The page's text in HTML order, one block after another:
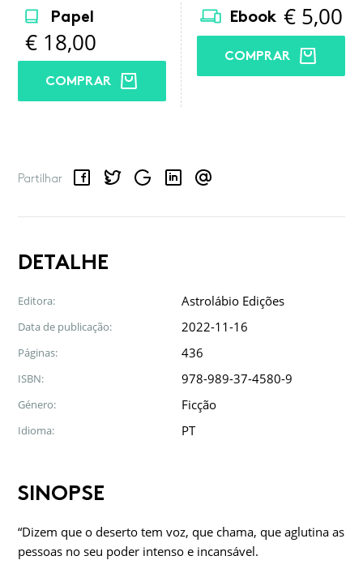
Papel
€ 18,00
COMPRAR
Ebook € 5,00
COMPRAR
Partilhar
FacebookTwitterGoogle LinkedInEmail
DETALHE
Editora: Astrolábio Edições
Data de publicação: 2022-11-16
Páginas: 436
ISBN: 978-989-37-4580-9
Género: Ficção
Idioma: PT
SINOPSE
“Dizem que o deserto tem voz, que chama, que aglutina as
pessoas no seu poder intenso e incansável.